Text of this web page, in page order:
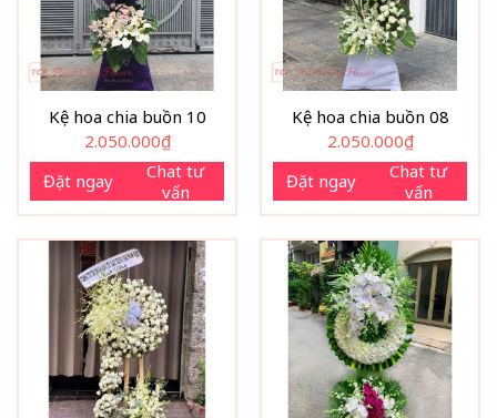
Kệ hoa chia buồn 10
2.050.000₫
Đặt ngay
Chat tư
vấn
Kệ hoa chia buồn 08
2.050.000₫
Đặt ngay
Chat tư
vấn